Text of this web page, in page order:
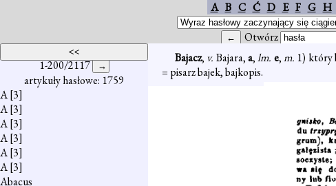
A B C Ć D E F G H
Otwórz
1-200/2117
artykuły hasłowe: 1759
A[3]
A[3]
A[3]
A[3]
A[3]
A[3]
Abacus
Bajacz, v. Bajara,a,lm. e,m. 1) który
= pisarz bajek, bajkopis.